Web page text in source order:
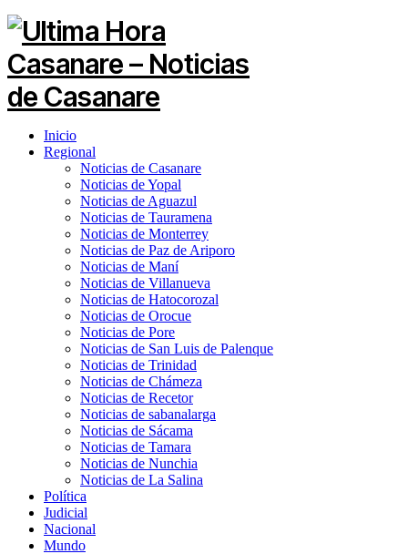
Inicio
Regional
Noticias de Casanare
Noticias de Yopal
Noticias de Aguazul
Noticias de Tauramena
Noticias de Monterrey
Noticias de Paz de Ariporo
Noticias de Maní
Noticias de Villanueva
Noticias de Hatocorozal
Noticias de Orocue
Noticias de Pore
Noticias de San Luis de Palenque
Noticias de Trinidad
Noticias de Chámeza
Noticias de Recetor
Noticias de sabanalarga
Noticias de Sácama
Noticias de Tamara
Noticias de Nunchia
Noticias de La Salina
Política
Judicial
Nacional
Mundo